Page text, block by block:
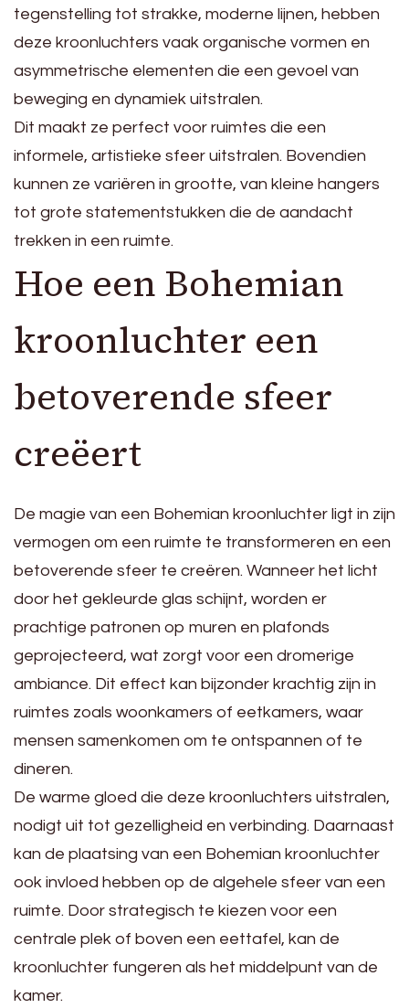
tegenstelling tot strakke, moderne lijnen, hebben
deze kroonluchters vaak organische vormen en
asymmetrische elementen die een gevoel van
beweging en dynamiek uitstralen.
Dit maakt ze perfect voor ruimtes die een
informele, artistieke sfeer uitstralen. Bovendien
kunnen ze variëren in grootte, van kleine hangers
tot grote statementstukken die de aandacht
trekken in een ruimte.
Hoe een Bohemian
kroonluchter een
betoverende sfeer
creëert
De magie van een Bohemian kroonluchter ligt in zijn
vermogen om een ruimte te transformeren en een
betoverende sfeer te creëren. Wanneer het licht
door het gekleurde glas schijnt, worden er
prachtige patronen op muren en plafonds
geprojecteerd, wat zorgt voor een dromerige
ambiance. Dit effect kan bijzonder krachtig zijn in
ruimtes zoals woonkamers of eetkamers, waar
mensen samenkomen om te ontspannen of te
dineren.
De warme gloed die deze kroonluchters uitstralen,
nodigt uit tot gezelligheid en verbinding. Daarnaast
kan de plaatsing van een Bohemian kroonluchter
ook invloed hebben op de algehele sfeer van een
ruimte. Door strategisch te kiezen voor een
centrale plek of boven een eettafel, kan de
kroonluchter fungeren als het middelpunt van de
kamer.